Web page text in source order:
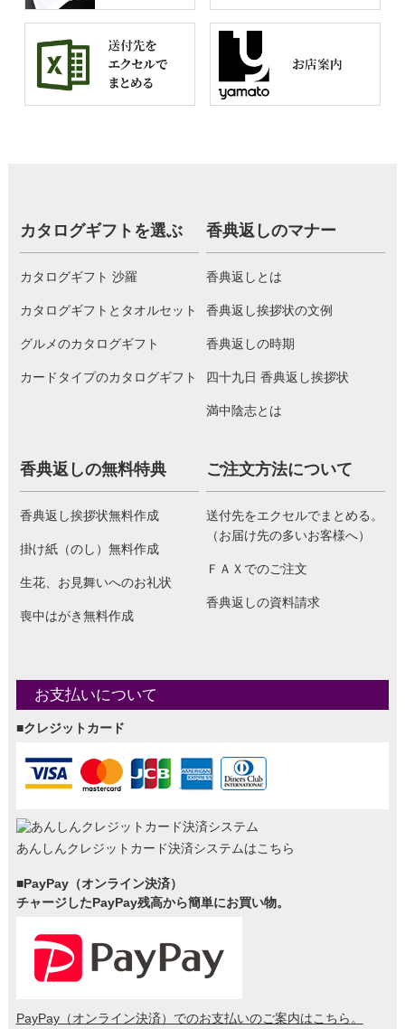
カタログギフトを選ぶ
カタログギフト 沙羅
カタログギフトとタオルセット
グルメのカタログギフト
カードタイプのカタログギフト
香典返しのマナー
香典返しとは
香典返し挨拶状の文例
香典返しの時期
四十九日 香典返し挨拶状
満中陰志とは
香典返しの無料特典
香典返し挨拶状無料作成
掛け紙（のし）無料作成
生花、お見舞いへのお礼状
喪中はがき無料作成
ご注文方法について
送付先をエクセルでまとめる。
（お届け先の多いお客様へ）
ＦＡＸでのご注文
香典返しの資料請求
お支払いについて
■クレジットカード
あんしんクレジットカード決済システムはこちら
■PayPay（オンライン決済）
チャージしたPayPay残高から簡単にお買い物。
PayPay（オンライン決済）でのお支払いのご案内はこちら。